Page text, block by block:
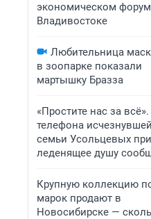
экономическом
Владивостоке
Любительница
в зоопарке показали
мартышку Бразза
«Простите нас за
телефона
семьи Усольцевых
леденящее душу
Крупную коллекцию
марок продают в
Новосибирске —